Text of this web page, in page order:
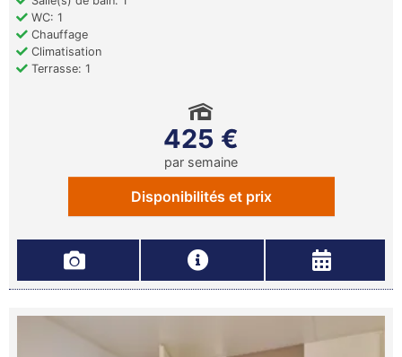
WC: 1
Chauffage
Climatisation
Terrasse: 1
425 €
par semaine
Disponibilités et prix